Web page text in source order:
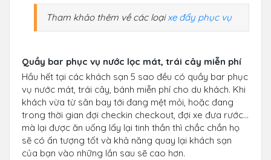
Tham khảo thêm về các loạixe đẩy phục vụ
Quầy bar phục vụ nước lọc mát, trái cây miễn phí
Hầu hết tại các khách sạn 5 sao đều có quầy bar phục
vụ nước mát, trái cây, bánh miễn phí cho du khách. Khi
khách vừa từ sân bay tới đang mệt mỏi, hoặc đang
trong thời gian đợi checkin checkout, đợi xe đưa rước…
mà lại được ăn uống lấy lại tinh thần thì chắc chắn họ
sẽ có ấn tượng tốt và khả năng quay lại khách sạn
của bạn vào những lần sau sẽ cao hơn.